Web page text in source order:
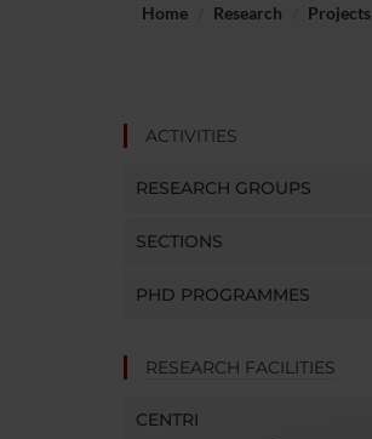
Home Research Projects
ACTIVITIES
RESEARCH GROUPS
SECTIONS
PHD PROGRAMMES
RESEARCH FACILITIES
CENTRI